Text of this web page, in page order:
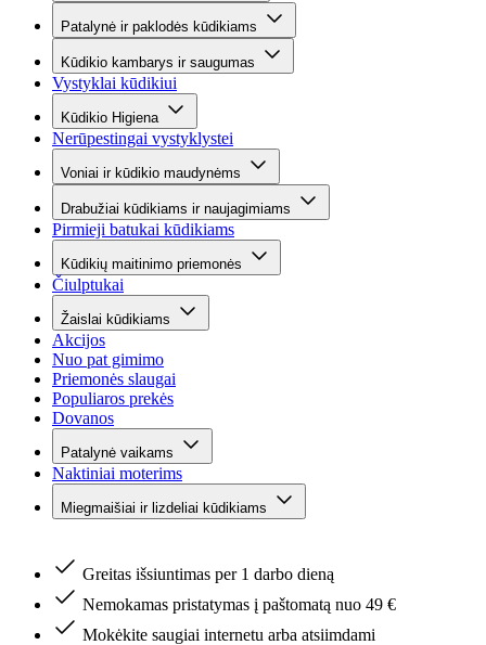
Patalynė ir paklodės kūdikiams
Kūdikio kambarys ir saugumas
Vystyklai kūdikiui
Kūdikio Higiena
Nerūpestingai vystyklystei
Voniai ir kūdikio maudynėms
Drabužiai kūdikiams ir naujagimiams
Pirmieji batukai kūdikiams
Kūdikių maitinimo priemonės
Čiulptukai
Žaislai kūdikiams
Akcijos
Nuo pat gimimo
Priemonės slaugai
Populiaros prekės
Dovanos
Patalynė vaikams
Naktiniai moterims
Miegmaišiai ir lizdeliai kūdikiams
Greitas išsiuntimas per 1 darbo dieną
Nemokamas pristatymas į paštomatą nuo 49 €
Mokėkite saugiai internetu arba atsiimdami